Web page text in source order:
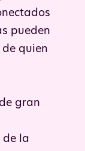
pueden
quien
gran
de la